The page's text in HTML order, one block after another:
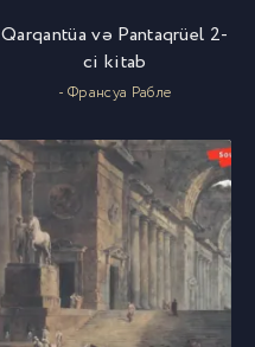
Qarqantüa və Pantaqrüel 2-
ci kitab
- Франсуа Рабле